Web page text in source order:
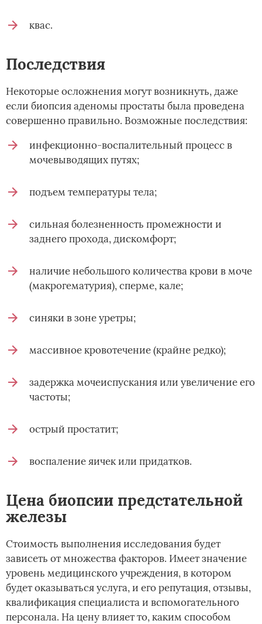
квас.
Последствия
Некоторые осложнения могут возникнуть, даже
если биопсия аденомы простаты была проведена
совершенно правильно. Возможные последствия:
инфекционно-воспалительный процесс в
мочевыводящих путях;
подъем температуры тела;
сильная болезненность промежности и
заднего прохода, дискомфорт;
наличие небольшого количества крови в моче
(макрогематурия), сперме, кале;
синяки в зоне уретры;
массивное кровотечение (крайне редко);
задержка мочеиспускания или увеличение его
частоты;
острый простатит;
воспаление яичек или придатков.
Цена биопсии предстательной
железы
Стоимость выполнения исследования будет
зависеть от множества факторов. Имеет значение
уровень медицинского учреждения, в котором
будет оказываться услуга, и его репутация, отзывы,
квалификация специалиста и вспомогательного
персонала. На цену влияет то, каким способом